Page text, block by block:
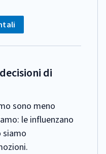
di
sono meno
le influenzano